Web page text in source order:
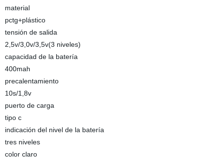
material
pctg+plástico
tensión de salida
2,5v/3,0v/3,5v(3 niveles)
capacidad de la batería
400mah
precalentamiento
10s/1,8v
puerto de carga
tipo c
indicación del nivel de la batería
tres niveles
color claro